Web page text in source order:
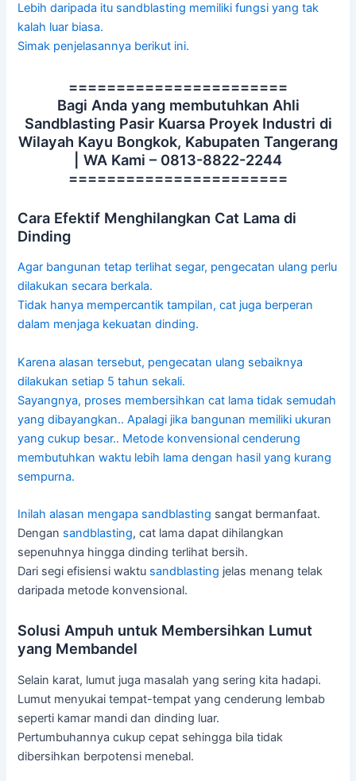
Lebih daripada itu sandblasting memiliki fungsi yang tak
kalah luar biasa.
Simak penjelasannya berikut ini.
=======================
Bagi Anda yang membutuhkan Ahli
Sandblasting Pasir Kuarsa Proyek Industri di
Wilayah Kayu Bongkok, Kabupaten Tangerang
| WA Kami – 0813-8822-2244
=======================
Cara Efektif Menghilangkan Cat Lama di
Dinding
Agar bangunan tetap terlihat segar, pengecatan ulang perlu
dilakukan secara berkala.
Tidak hanya mempercantik tampilan, cat juga berperan
dalam menjaga kekuatan dinding.
Karena alasan tersebut, pengecatan ulang sebaiknya
dilakukan setiap 5 tahun sekali.
Sayangnya, proses membersihkan cat lama tidak semudah
yang dibayangkan.. Apalagi jika bangunan memiliki ukuran
yang cukup besar.. Metode konvensional cenderung
membutuhkan waktu lebih lama dengan hasil yang kurang
sempurna.
Inilah alasan mengapa sandblasting sangat bermanfaat.
Dengan sandblasting, cat lama dapat dihilangkan
sepenuhnya hingga dinding terlihat bersih.
Dari segi efisiensi waktu sandblasting jelas menang telak
daripada metode konvensional.
Solusi Ampuh untuk Membersihkan Lumut
yang Membandel
Selain karat, lumut juga masalah yang sering kita hadapi.
Lumut menyukai tempat-tempat yang cenderung lembab
seperti kamar mandi dan dinding luar.
Pertumbuhannya cukup cepat sehingga bila tidak
dibersihkan berpotensi menebal.